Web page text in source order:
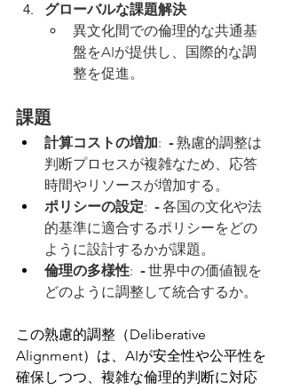
グローバルな課題解決
異文化間での倫理的な共通基
盤をAIが提供し、国際的な調
整を促進。
課題
計算コストの増加: - 熟慮的調整は
判断プロセスが複雑なため、応答
時間やリソースが増加する。
ポリシーの設定: - 各国の文化や法
的基準に適合するポリシーをどの
ように設計するかが課題。
倫理の多様性: - 世界中の価値観を
どのように調整して統合するか。
この熟慮的調整（Deliberative
Alignment）は、AIが安全性や公平性を
確保しつつ、複雑な倫理的判断に対応